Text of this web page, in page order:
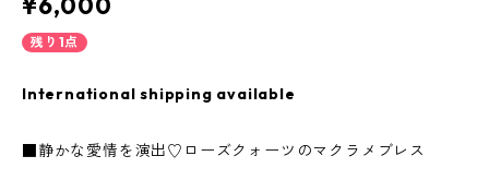
残り1点
International shipping available
■静かな愛情を演出♡ローズクォーツのマクラメブレス